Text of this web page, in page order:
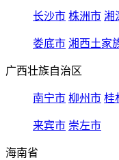
长沙市 株洲市 湘
娄底市 湘西土家
广西壮族自治区
南宁市 柳州市 桂
来宾市 崇左市
海南省